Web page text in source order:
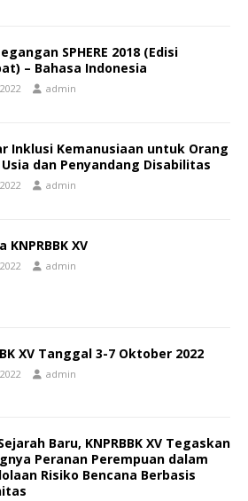
SPHERE 2018 (Edisi
– Bahasa Indonesia
admin
Inklusi Kemanusiaan untuk Orang
dan Penyandang Disabilitas
admin
KNPRBBK XV
admin
XV Tanggal 3-7 Oktober 2022
admin
Baru, KNPRBBK XV Tegaskan
Peranan Perempuan dalam
Risiko Bencana Berbasis